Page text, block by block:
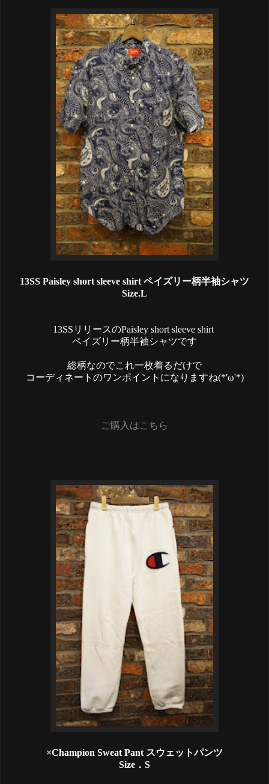
13SS Paisley short sleeve shirt ペイズリー柄半袖シャツ
Size.L
13SSリリースのPaisley short sleeve shirt
ペイズリー柄半袖シャツです
総柄なのでこれ一枚着るだけで
コーディネートのワンポイントになりますね(*'ω'*)
ご購入はこちら
×Champion Sweat Pant スウェットパンツ
Size．S